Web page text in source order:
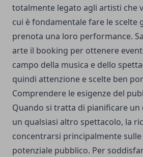
totalmente legato agli artisti che
cui è fondamentale fare le scelte
prenota una loro performance.
arte il booking per ottenere
campo della musica e dello
quindi attenzione e scelte ben
Comprendere le esigenze del
Quando si tratta di pianificare un
un qualsiasi altro spettacolo, la
concentrarsi principalmente
potenziale pubblico. Per